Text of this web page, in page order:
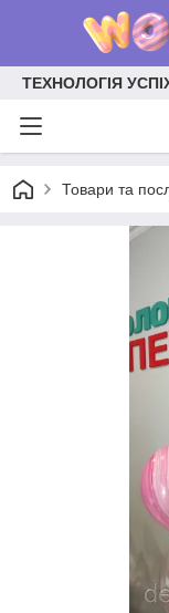
ТЕХНОЛОГІЯ
Товари та